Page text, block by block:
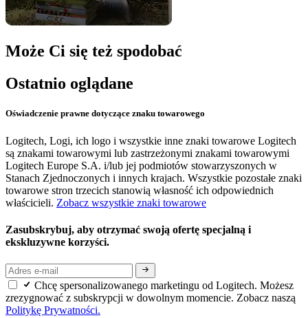
Może Ci się też spodobać
Ostatnio oglądane
Oświadczenie prawne dotyczące znaku towarowego
Logitech, Logi, ich logo i wszystkie inne znaki towarowe Logitech
są znakami towarowymi lub zastrzeżonymi znakami towarowymi
Logitech Europe S.A. i/lub jej podmiotów stowarzyszonych w
Stanach Zjednoczonych i innych krajach. Wszystkie pozostałe znaki
towarowe stron trzecich stanowią własność ich odpowiednich
właścicieli. Zobacz wszystkie znaki towarowe
Zasubskrybuj, aby otrzymać swoją ofertę specjalną i
ekskluzywne korzyści.
Chcę spersonalizowanego marketingu od Logitech. Możesz
zrezygnować z subskrypcji w dowolnym momencie. Zobacz naszą
Politykę Prywatności.